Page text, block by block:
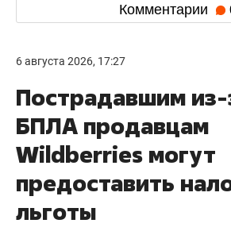
Комментарии
6 августа 2026, 17:27
Пострадавшим из-
БПЛА продавцам
Wildberries могут
предоставить
льготы